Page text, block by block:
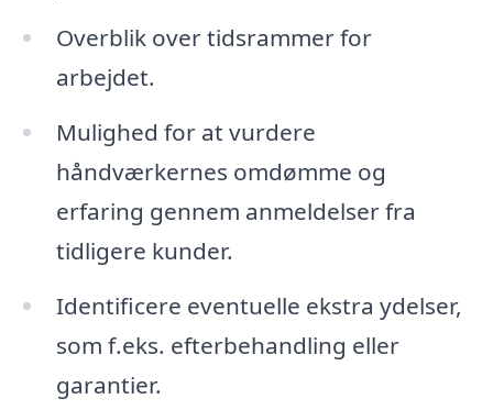
Overblik over tidsrammer for
arbejdet.
Mulighed for at vurdere
håndværkernes omdømme og
erfaring gennem anmeldelser fra
tidligere kunder.
Identificere eventuelle ekstra ydelser,
som f.eks. efterbehandling eller
garantier.